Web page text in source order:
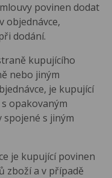
povinen dodat
objednávce,
dodání.
kupujícího
nebo jiným
je kupující
opakovaným
spojené s jiným
je kupující povinen
zboží a v případě